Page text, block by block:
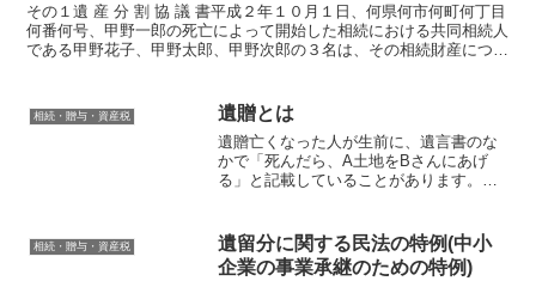
その１遺 産 分 割 協 議 書平成２年１０月１日、何県何市何町何丁目
何番何号、甲野一郎の死亡によって開始した相続における共同相続人
である甲野花子、甲野太郎、甲野次郎の３名は、その相続財産につい
相続・贈与・資産税 遺贈とは
遺贈亡くなった人が生前に、遺言書のな
かで「死んだら、A土地をBさんにあげ
る」と記載していることがあります。お
死亡によってその遺言の効果が生じると
いう制度です。この遺言に...
相続・贈与・資産税
遺留分に関する民法の特例(中小
企業の事業承継のための特例)